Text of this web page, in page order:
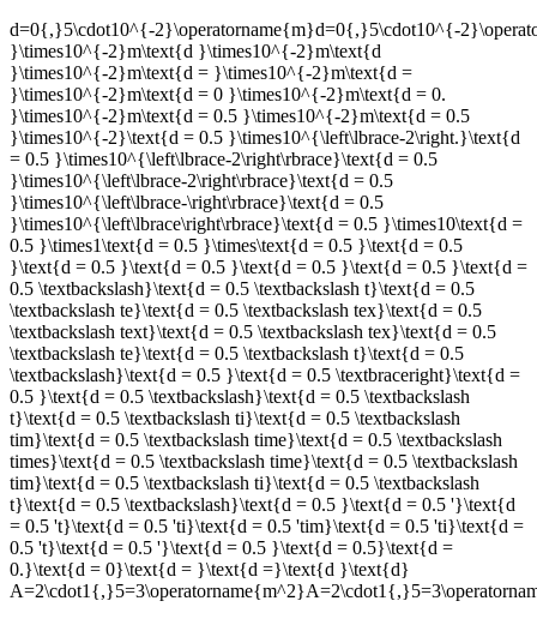
d=0{,}5\cdot10^{-2}\operatorname{m}d=0{,}5\cdot10^{-
}\times10^{-2}m\text{d }\times10^{-2}m\text{d
}\times10^{-2}m\text{d = }\times10^{-2}m\text{d =
}\times10^{-2}m\text{d = 0 }\times10^{-2}m\text{d = 0.
}\times10^{-2}m\text{d = 0.5 }\times10^{-2}m\text{d = 0.5
}\times10^{-2}\text{d = 0.5 }\times10^{\left\lbrace-2\right.}\text{d
= 0.5 }\times10^{\left\lbrace-2\right\rbrace}\text{d = 0.5
}\times10^{\left\lbrace-2\right\rbrace}\text{d = 0.5
}\times10^{\left\lbrace-\right\rbrace}\text{d = 0.5
}\times10^{\left\lbrace\right\rbrace}\text{d = 0.5 }\times10\text{d =
0.5 }\times1\text{d = 0.5 }\times\text{d = 0.5 }\text{d = 0.5
}\text{d = 0.5 }\text{d = 0.5 }\text{d = 0.5 }\text{d = 0.5 }\text{d =
0.5 \textbackslash}\text{d = 0.5 \textbackslash t}\text{d = 0.5
\textbackslash te}\text{d = 0.5 \textbackslash tex}\text{d = 0.5
\textbackslash text}\text{d = 0.5 \textbackslash tex}\text{d = 0.5
\textbackslash te}\text{d = 0.5 \textbackslash t}\text{d = 0.5
\textbackslash}\text{d = 0.5 }\text{d = 0.5 \textbraceright}\text{d =
0.5 }\text{d = 0.5 \textbackslash}\text{d = 0.5 \textbackslash
t}\text{d = 0.5 \textbackslash ti}\text{d = 0.5 \textbackslash
tim}\text{d = 0.5 \textbackslash time}\text{d = 0.5 \textbackslash
times}\text{d = 0.5 \textbackslash time}\text{d = 0.5 \textbackslash
tim}\text{d = 0.5 \textbackslash ti}\text{d = 0.5 \textbackslash
t}\text{d = 0.5 \textbackslash}\text{d = 0.5 }\text{d = 0.5 '}\text{d
= 0.5 't}\text{d = 0.5 'ti}\text{d = 0.5 'tim}\text{d = 0.5 'ti}\text{d =
0.5 't}\text{d = 0.5 '}\text{d = 0.5 }\text{d = 0.5}\text{d =
0.}\text{d = 0}\text{d = }\text{d =}\text{d }\text{d}